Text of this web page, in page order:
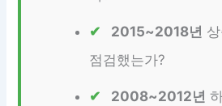
2015~2018년
점검했는가?
2008~2012년